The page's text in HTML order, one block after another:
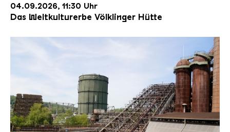
04.09.2026, 11:30 Uhr
Das Weltkulturerbe Völklinger Hütte